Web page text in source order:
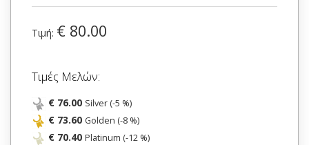
Τιμή: € 80.00
Τιμές Μελών:
€ 76.00 Silver (-5 %)
€ 73.60 Golden (-8 %)
€ 70.40 Platinum (-12 %)